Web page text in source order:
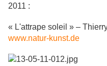
2011 :
« L'attrape soleil » –
www.natur-kunst.de